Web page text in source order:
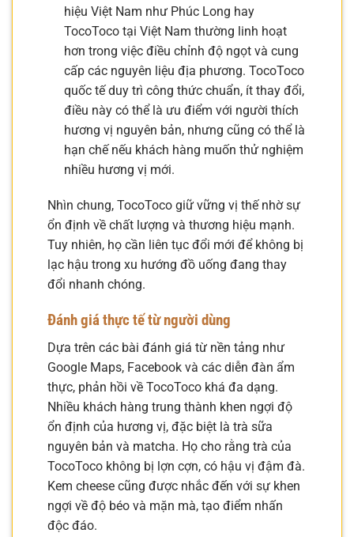
hiệu Việt Nam như Phúc Long hay
TocoToco tại Việt Nam thường linh hoạt
hơn trong việc điều chỉnh độ ngọt và cung
cấp các nguyên liệu địa phương. TocoToco
quốc tế duy trì công thức chuẩn, ít thay đổi,
điều này có thể là ưu điểm với người thích
hương vị nguyên bản, nhưng cũng có thể là
hạn chế nếu khách hàng muốn thử nghiệm
nhiều hương vị mới.
Nhìn chung, TocoToco giữ vững vị thế nhờ sự
ổn định về chất lượng và thương hiệu mạnh.
Tuy nhiên, họ cần liên tục đổi mới để không bị
lạc hậu trong xu hướng đồ uống đang thay
đổi nhanh chóng.
Đánh giá thực tế từ người dùng
Dựa trên các bài đánh giá từ nền tảng như
Google Maps, Facebook và các diễn đàn ẩm
thực, phản hồi về TocoToco khá đa dạng.
Nhiều khách hàng trung thành khen ngợi độ
ổn định của hương vị, đặc biệt là trà sữa
nguyên bản và matcha. Họ cho rằng trà của
TocoToco không bị lợn cợn, có hậu vị đậm đà.
Kem cheese cũng được nhắc đến với sự khen
ngợi về độ béo và mặn mà, tạo điểm nhấn
độc đáo.